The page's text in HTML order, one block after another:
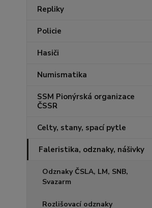
Repliky
Policie
Hasiči
Numismatika
SSM Pionýrská organizace
ČSSR
Celty, stany, spací pytle
Faleristika, odznaky, nášivky
Odznaky ČSLA, LM, SNB,
Svazarm
Rozlišovací odznaky